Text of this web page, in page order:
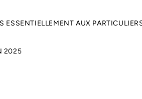
ESSENTIELLEMENT AUX
2025